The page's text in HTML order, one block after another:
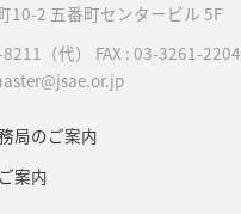
10-2 五番町センタービル 5F
（代） FAX : 03-3261-2204
局のご案内
案内